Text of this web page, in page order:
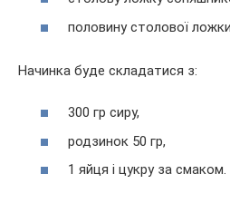
половину столової ложки
Начинка буде складатися з:
300 гр сиру,
родзинок 50 гр,
1 яйця і цукру за смаком.